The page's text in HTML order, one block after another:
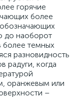
горячие
более
до наоборот
более темных
разновидность
радуги, когда
оранжевым или
–